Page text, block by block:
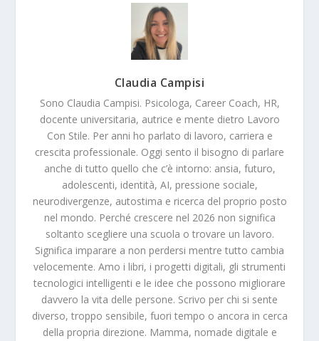
Claudia Campisi
Sono Claudia Campisi. Psicologa, Career Coach, HR,
docente universitaria, autrice e mente dietro Lavoro
Con Stile. Per anni ho parlato di lavoro, carriera e
crescita professionale. Oggi sento il bisogno di parlare
anche di tutto quello che c’è intorno: ansia, futuro,
adolescenti, identità, AI, pressione sociale,
neurodivergenze, autostima e ricerca del proprio posto
nel mondo. Perché crescere nel 2026 non significa
soltanto scegliere una scuola o trovare un lavoro.
Significa imparare a non perdersi mentre tutto cambia
velocemente. Amo i libri, i progetti digitali, gli strumenti
tecnologici intelligenti e le idee che possono migliorare
davvero la vita delle persone. Scrivo per chi si sente
diverso, troppo sensibile, fuori tempo o ancora in cerca
della propria direzione. Mamma, nomade digitale e